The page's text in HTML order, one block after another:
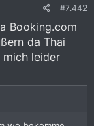
#7.442
Booking.com
da Thai
mich leider